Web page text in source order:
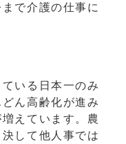
で介護の仕事に
いる日本一のみ
ん高齢化が進み
えています。農
して他人事では